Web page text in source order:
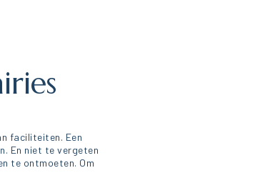
faciliteiten. Een
En niet te vergeten
te ontmoeten. Om